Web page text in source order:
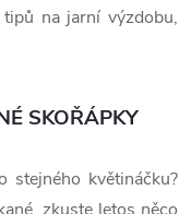
na jarní výzdobu,
SKOŘÁPKY
stejného květináčku?